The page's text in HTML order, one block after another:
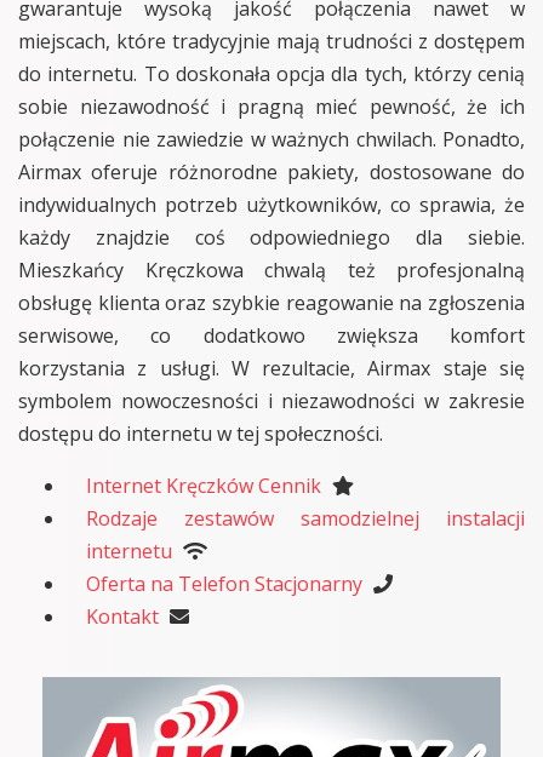
gwarantuje wysoką jakość połączenia nawet w
miejscach, które tradycyjnie mają trudności z dostępem
do internetu. To doskonała opcja dla tych, którzy cenią
sobie niezawodność i pragną mieć pewność, że ich
połączenie nie zawiedzie w ważnych chwilach. Ponadto,
Airmax oferuje różnorodne pakiety, dostosowane do
indywidualnych potrzeb użytkowników, co sprawia, że
każdy znajdzie coś odpowiedniego dla siebie.
Mieszkańcy Kręczkowa chwalą też profesjonalną
obsługę klienta oraz szybkie reagowanie na zgłoszenia
serwisowe, co dodatkowo zwiększa komfort
korzystania z usługi. W rezultacie, Airmax staje się
symbolem nowoczesności i niezawodności w zakresie
dostępu do internetu w tej społeczności.
Internet Kręczków Cennik
Rodzaje zestawów samodzielnej instalacji
internetu
Oferta na Telefon Stacjonarny
Kontakt